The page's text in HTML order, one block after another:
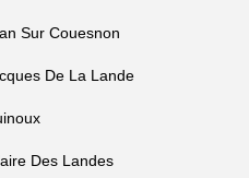
Sur Couesnon
De La Lande
Des Landes